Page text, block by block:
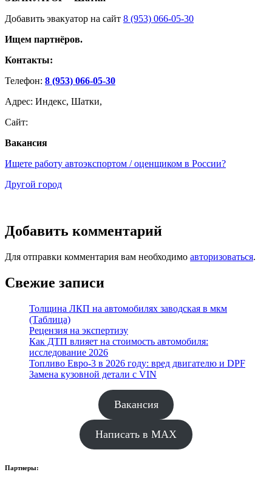
Добавить эвакуатор на сайт 8 (953) 066-05-30
Ищем партнёров.
Контакты:
Телефон: 8 (953) 066-05-30
Адрес: Индекс, Шатки,
Сайт:
Вакансия
Ищете работу автоэкспортом / оценщиком в России?
Другой город
Добавить комментарий
Для отправки комментария вам необходимо авторизоваться.
Свежие записи
Толщина ЛКП на автомобилях заводская в мкм
(Таблица)
Рецензия на экспертизу
Как ДТП влияет на стоимость автомобиля:
исследование 2026
Топливо Евро-3 в 2026 году: вред двигателю и DPF
Замена кузовной детали с VIN
Вакансия
Написать в MAX
Партнеры: